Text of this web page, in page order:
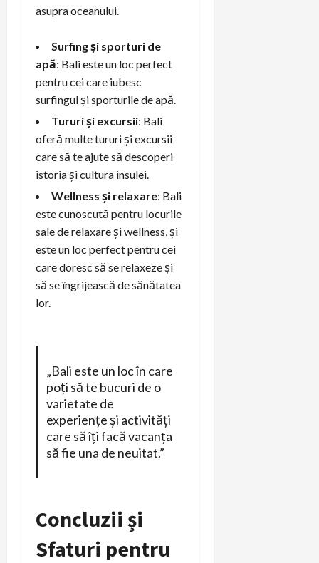
asupra oceanului.
Surfing și sporturi de
apă: Bali este un loc perfect
pentru cei care iubesc
surfingul și sporturile de apă.
Tururi și excursii: Bali
oferă multe tururi și excursii
care să te ajute să descoperi
istoria și cultura insulei.
Wellness și relaxare: Bali
este cunoscută pentru locurile
sale de relaxare și wellness, și
este un loc perfect pentru cei
care doresc să se relaxeze și
să se îngrijească de sănătatea
lor.
„Bali este un loc în care
poți să te bucuri de o
varietate de
experiențe și activități
care să îți facă vacanța
să fie una de neuitat.”
Concluzii și
Sfaturi pentru